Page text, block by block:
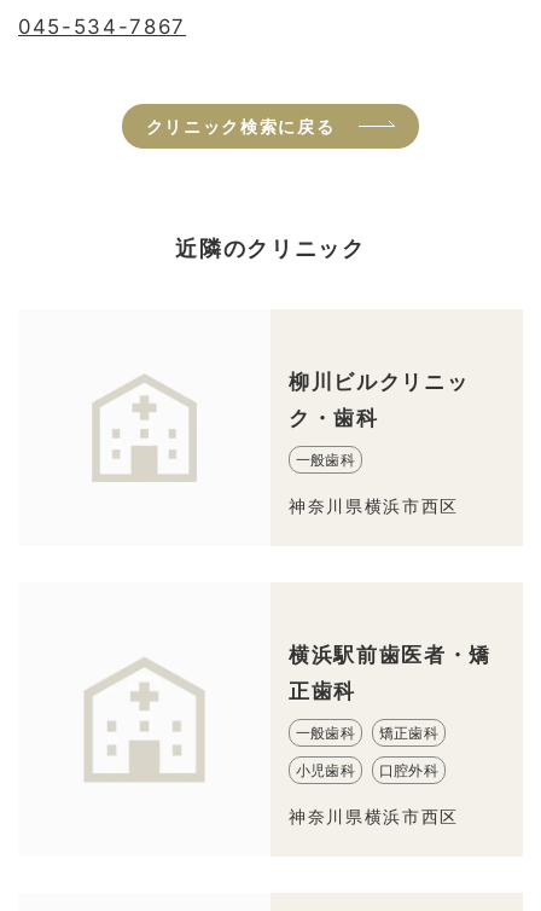
045-534-7867
クリニック検索に戻る
近隣のクリニック
柳川ビルクリニッ
ク・歯科
一般歯科
神奈川県横浜市西区
横浜駅前歯医者・矯
正歯科
一般歯科 矯正歯科
小児歯科 口腔外科
神奈川県横浜市西区